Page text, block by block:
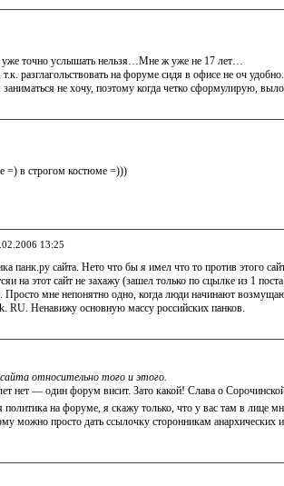
точно услышать нельзя…Мне ж уже не 17 лет…
разглагольствовать на форуме сидя в офисе не оч удобно.
не хочу, поэтому когда четко сформулирую,
=) в строгом костюме =)))
13:25
панк.ру сайта. Нето что бы я имел что то против этого
на этот сайт не захажу (зашел только по сцылке из 1
мне непонятно одно, когда люди начинают
RU. Ненавижу основную массу российских панков.
относительно того и этого.
нет — один форум висит. Зато какой! Слава о
политика на форуме, я скажу только, что у вас там в лице
можно просто дать ссылочку сторонникам